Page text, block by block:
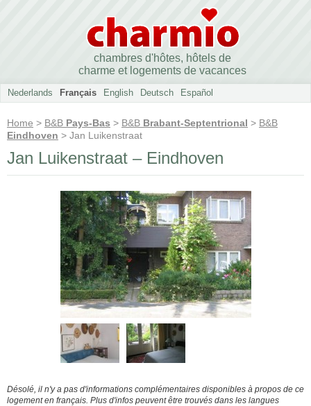
chambres d'hôtes, hôtels de
charme et logements de vacances
Nederlands Français English Deutsch Español
Home > B&B Pays-Bas > B&B Brabant-Septentrional > B&B
Eindhoven > Jan Luikenstraat
Jan Luikenstraat – Eindhoven
Désolé, il n'y a pas d'informations complémentaires disponibles à propos de ce
logement en français. Plus d'infos peuvent être trouvés dans les langues